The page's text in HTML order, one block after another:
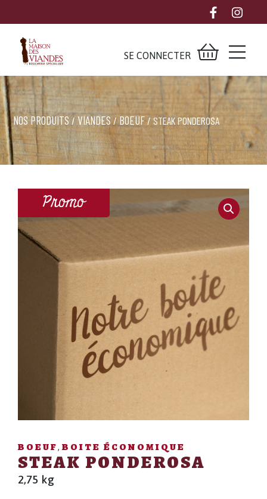
SE CONNECTER
NOS PRODUITS /VIANDES/BOEUF/ STEAK PONDEROSA
Promo
BOEUF, BOITE ÉCONOMIQUE
STEAK PONDEROSA
2,75 kg